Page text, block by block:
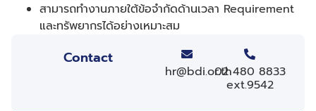
สามารถทำงานภายใต้ข้อจำกัดด้านเวลา Requirement
และทรัพยากรได้อย่างเหมาะสม
Contact
hr@bdi.or.th02 480 8833
ext.9542